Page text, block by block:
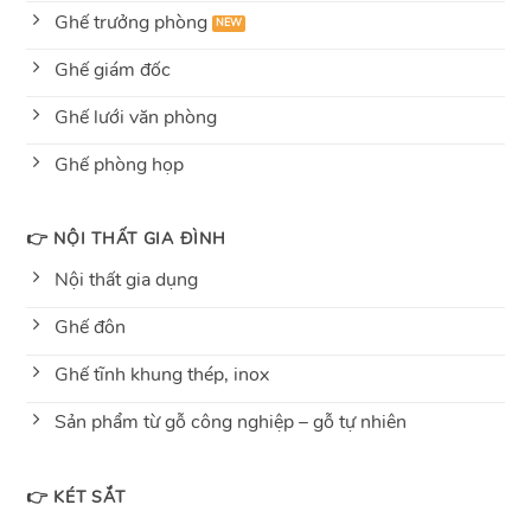
Ghế trưởng phòng
Ghế giám đốc
Ghế lưới văn phòng
Ghế phòng họp
👉 NỘI THẤT GIA ĐÌNH
Nội thất gia dụng
Ghế đôn
Ghế tĩnh khung thép, inox
Sản phẩm từ gỗ công nghiệp – gỗ tự nhiên
👉 KÉT SẮT